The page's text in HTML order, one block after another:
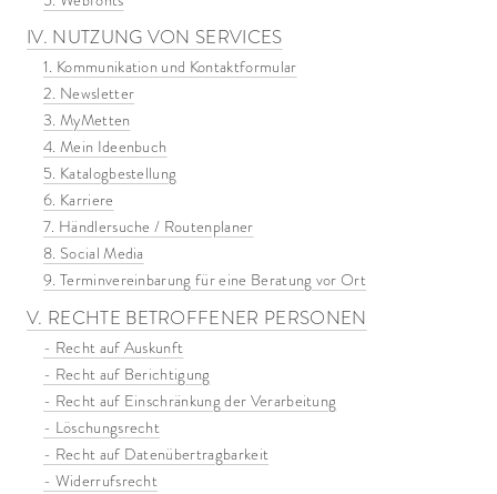
IV. NUTZUNG VON SERVICES
1. Kommunikation und Kontaktformular
2. Newsletter
3. MyMetten
4. Mein Ideenbuch
5. Katalogbestellung
6. Karriere
7. Händlersuche / Routenplaner
8. Social Media
9. Terminvereinbarung für eine Beratung vor Ort
V. RECHTE BETROFFENER PERSONEN
- Recht auf Auskunft
- Recht auf Berichtigung
- Recht auf Einschränkung der Verarbeitung
- Löschungsrecht
- Recht auf Datenübertragbarkeit
- Widerrufsrecht